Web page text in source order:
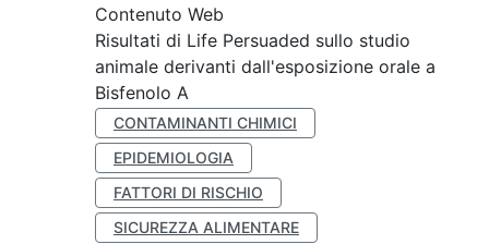
Contenuto Web
Risultati di Life Persuaded sullo studio
animale derivanti dall'esposizione orale a
Bisfenolo A
CONTAMINANTI CHIMICI
EPIDEMIOLOGIA
FATTORI DI RISCHIO
SICUREZZA ALIMENTARE